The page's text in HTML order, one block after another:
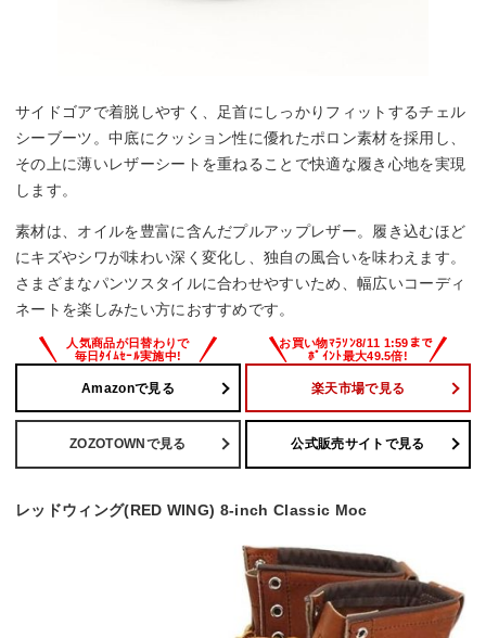
サイドゴアで着脱しやすく、足首にしっかりフィットするチェル
シーブーツ。中底にクッション性に優れたポロン素材を採用し、
その上に薄いレザーシートを重ねることで快適な履き心地を実現
します。
素材は、オイルを豊富に含んだプルアップレザー。履き込むほど
にキズやシワが味わい深く変化し、独自の風合いを味わえます。
さまざまなパンツスタイルに合わせやすいため、幅広いコーディ
ネートを楽しみたい方におすすめです。
Amazonで見る 楽天市場で見る
ZOZOTOWNで見る 公式販売サイトで見る
レッドウィング(RED WING) 8-inch Classic Moc